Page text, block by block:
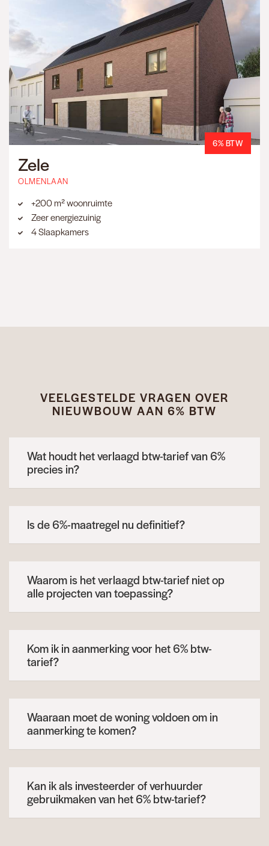
6% BTW
Zele
OLMENLAAN
+200 m² woonruimte
Zeer energiezuinig
4 Slaapkamers
VEELGESTELDE VRAGEN OVER
NIEUWBOUW AAN 6% BTW
Wat houdt het verlaagd btw-tarief van 6%
precies in?
Is de 6%-maatregel nu definitief?
Waarom is het verlaagd btw-tarief niet op
alle projecten van toepassing?
Kom ik in aanmerking voor het 6% btw-
tarief?
Waaraan moet de woning voldoen om in
aanmerking te komen?
Kan ik als investeerder of verhuurder
gebruikmaken van het 6% btw-tarief?